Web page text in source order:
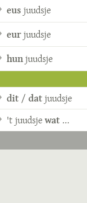
eus juudsje
eurjuudsje
hunjuudsje
dit / datjuudsje
't juudsjewat ...